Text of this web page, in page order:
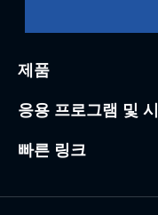
제품
응용 프로그램 및
빠른 링크